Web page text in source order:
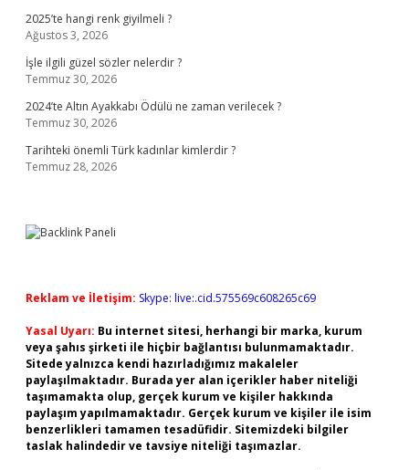
2025’te hangi renk giyilmeli ?
Ağustos 3, 2026
İşle ilgili güzel sözler nelerdir ?
Temmuz 30, 2026
2024’te Altın Ayakkabı Ödülü ne zaman verilecek ?
Temmuz 30, 2026
Tarihteki önemli Türk kadınlar kimlerdir ?
Temmuz 28, 2026
Reklam ve İletişim: Skype: live:.cid.575569c608265c69
Yasal Uyarı: Bu internet sitesi, herhangi bir marka, kurum
veya şahıs şirketi ile hiçbir bağlantısı bulunmamaktadır.
Sitede yalnızca kendi hazırladığımız makaleler
paylaşılmaktadır. Burada yer alan içerikler haber niteliği
taşımamakta olup, gerçek kurum ve kişiler hakkında
paylaşım yapılmamaktadır. Gerçek kurum ve kişiler ile isim
benzerlikleri tamamen tesadüfidir. Sitemizdeki bilgiler
taslak halindedir ve tavsiye niteliği taşımazlar.